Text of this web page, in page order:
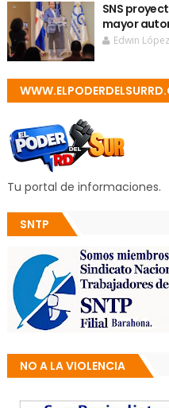
SNS
mayor
Edwin López
Tu portal de informaciones.
SNTP
NO A LA VIOLENCIA